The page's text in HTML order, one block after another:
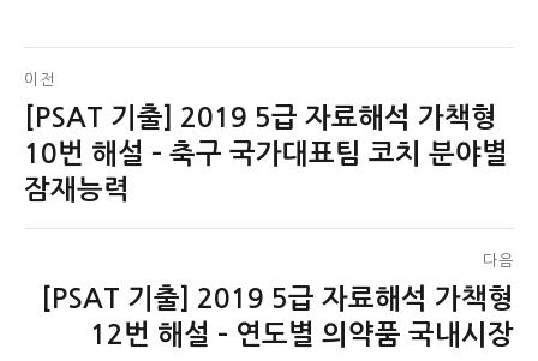
글
탐
색
이전
이
전
글:
[PSAT 기출] 2019 5급 자료해석 가책형
10번 해설 – 축구 국가대표팀 코치 분야별
잠재능력
다음
[PSAT 기출] 2019 5급 자료해석 가책형
12번 해설 – 연도별 의약품 국내시장